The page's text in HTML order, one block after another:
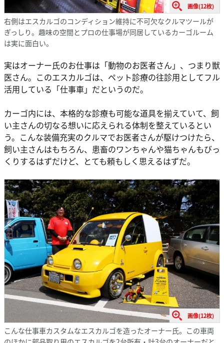
画像(12枚)
右側はエスカルゴのコンディション維持に不可欠なクルマツールが
ぎっしり。趣味の空間とプロの仕事場が同居しているカーゴルーム
は実に面白い。
実はオーナー氏のお仕事は「動物のお医者さん」、つまり獣
医さん。このエスカルゴは、ペット診療の往診用としてフル
活用している「仕事車」だというのだ。
カーゴ内には、本格的な診療も可能な道具を揃えていて、飼
い主さんの切なる想いに応えられる体制を整えているとい
う。こんな装備充実のクルマでお医者さんが駆けつけたら、
飼い主さんはもちろん、患畜のワンちゃんや猫ちゃんもびっ
くりするはずだけど、とても頼もしく思えるはずだ。
画像(12枚)
こんな仕事車カスタムなエスカルゴを造ったオーナー氏。この車両